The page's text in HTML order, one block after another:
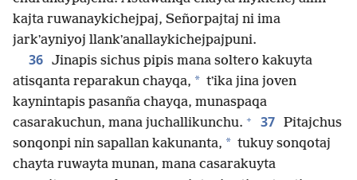
kajta ruwanaykichejpaj, Señorpajtaj ni ima
jarkʼayniyoj llankʼanallaykichejpajpuni.
36 Jinapis sichus pipis mana soltero kakuyta
atisqanta reparakun chayqa, * tʼika jina joven
kaynintapis pasanña chayqa, munaspaqa
casarakuchun, mana juchallikunchu. + 37 Pitajchus
sonqonpi nin sapallan kakunanta, * tukuy sonqotaj
chayta ruwayta munan, mana casarakuyta